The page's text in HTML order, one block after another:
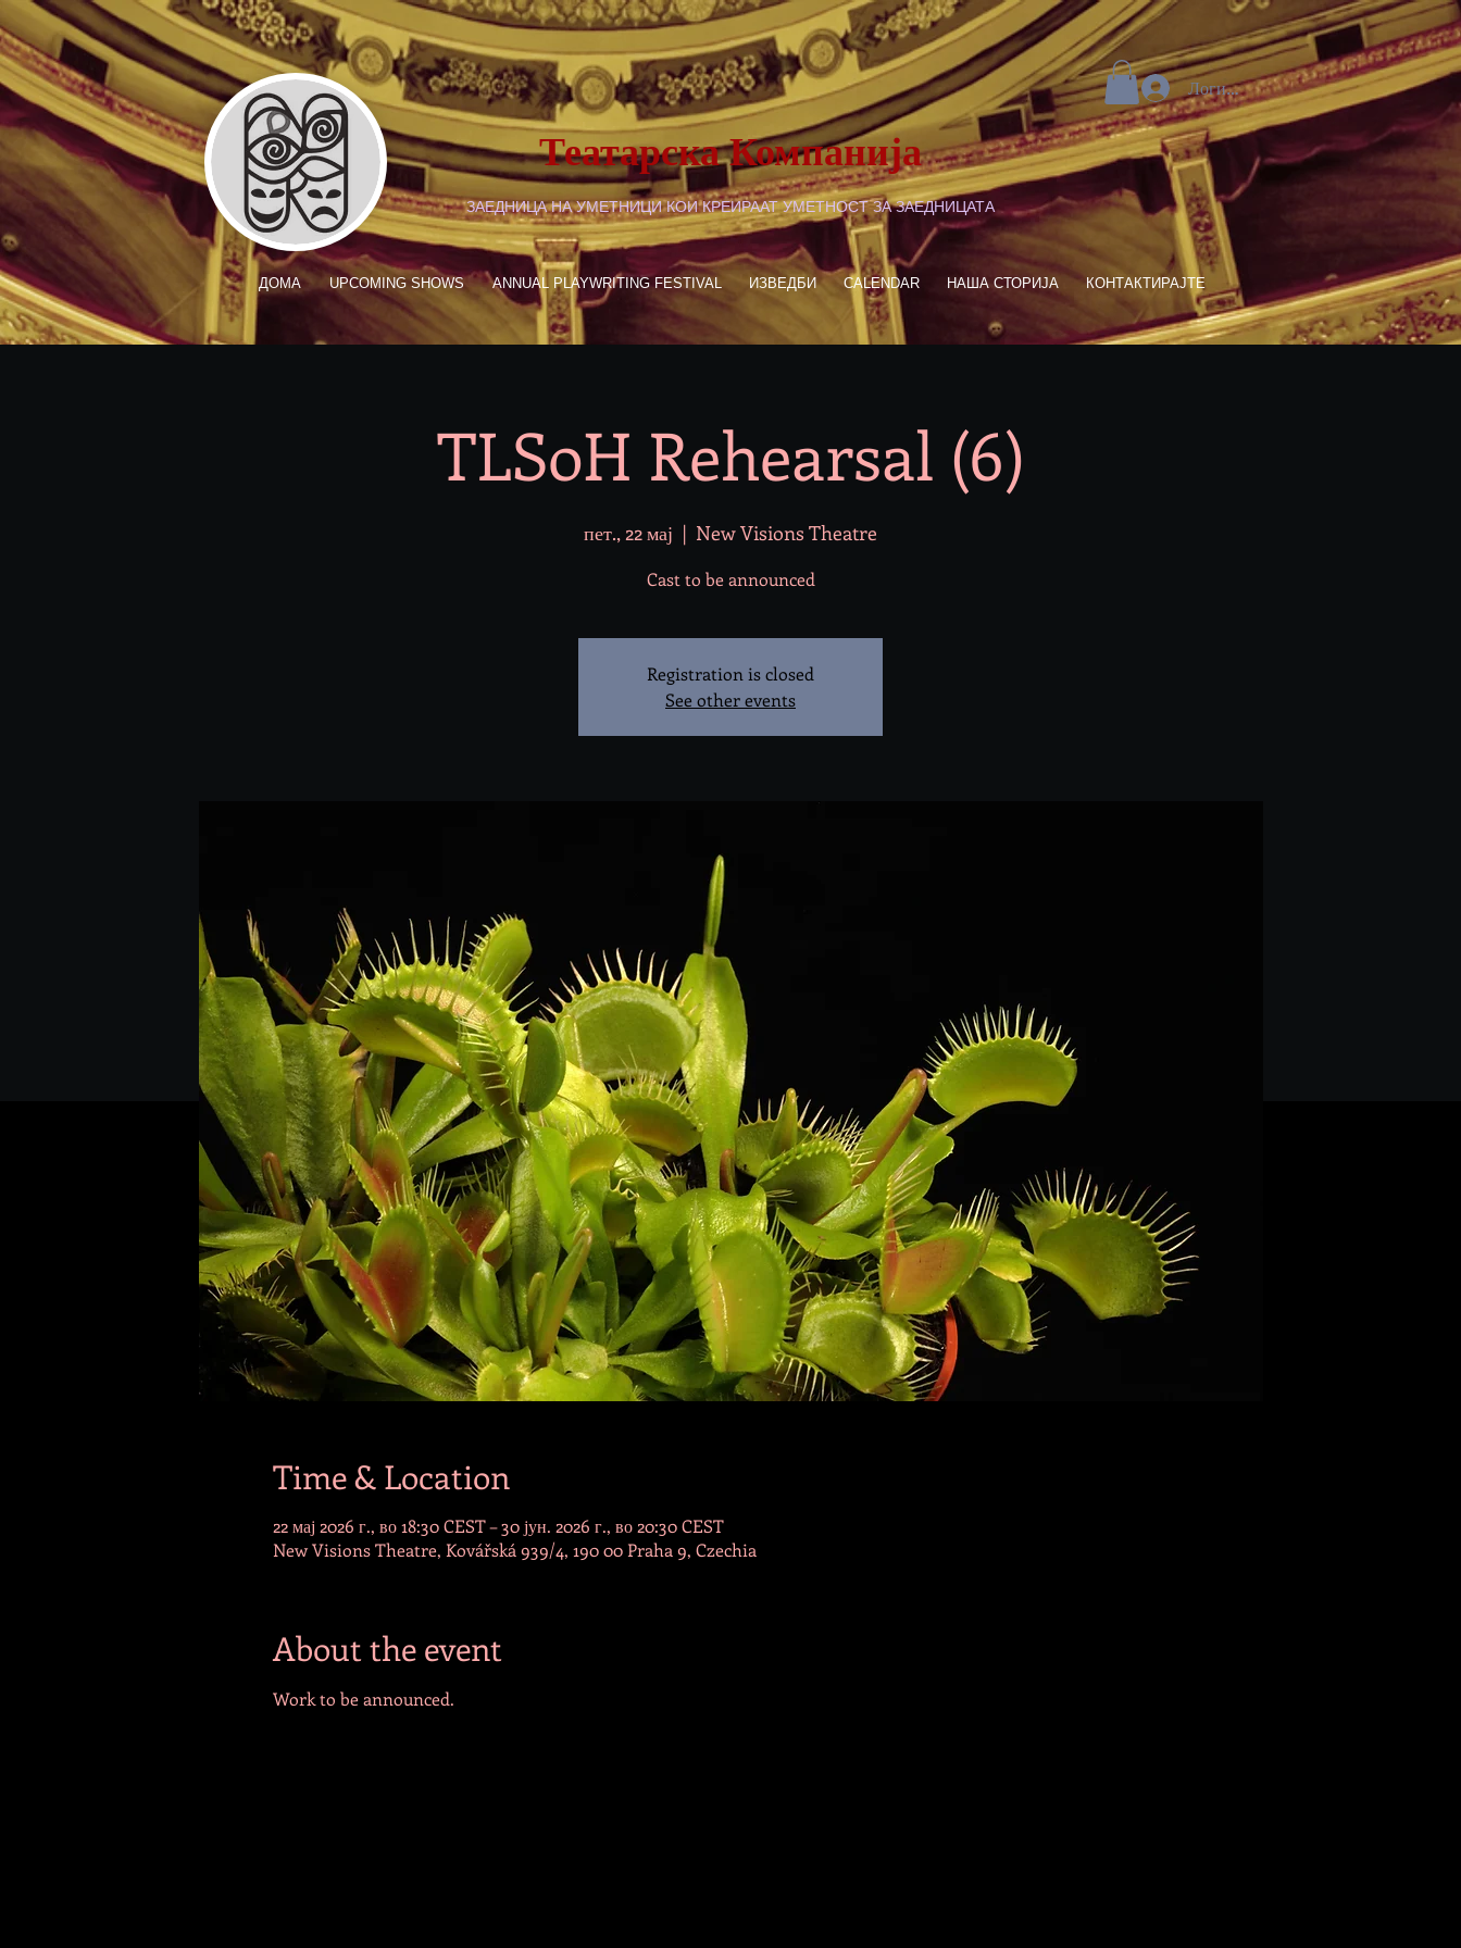
Театарска Компанија
ЗАЕДНИЦА НА УМЕТНИЦИ КОИ КРЕИРААТ УМЕТНОСТ ЗА ЗАЕДНИЦАТА
Логирај се
ДОМА UPCOMING SHOWS ANNUAL PLAYWRITING FESTIVAL ИЗВЕДБИ CALENDAR НАША СТОРИЈА КОНТАКТИРАЈТЕ
TLSoH Rehearsal (6)
пет., 22 мај
  |
New Visions Theatre
Cast to be announced
Registration is closed
See other events
Time & Location
22 мај 2026 г., во 18:30 CEST – 30 јун. 2026 г., во 20:30 CEST
New Visions Theatre, Kovářská 939/4, 190 00 Praha 9, Czechia
About the event
Work to be announced.